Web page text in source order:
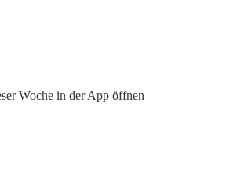
Woche in der App öffnen